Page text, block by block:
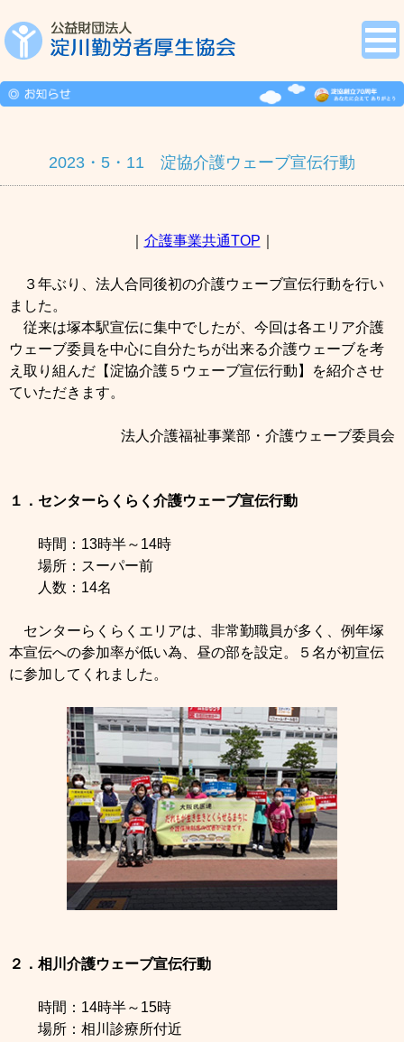
2023・5・11 淀協介護ウェーブ宣伝行動
介護事業共通TOP
３年ぶり、法人合同後初の介護ウェーブ宣伝行動を行い
ました。
従来は塚本駅宣伝に集中でしたが、今回は各エリア介護
ウェーブ委員を中心に自分たちが出来る介護ウェーブを考
え取り組んだ【淀協介護５ウェーブ宣伝行動】を紹介させ
ていただきます。
法人介護福祉事業部・介護ウェーブ委員会
１．センターらくらく介護ウェーブ宣伝行動
時間：13時半～14時
場所：スーパー前
人数：14名
センターらくらくエリアは、非常勤職員が多く、例年塚
本宣伝への参加率が低い為、昼の部を設定。５名が初宣伝
に参加してくれました。
２．相川介護ウェーブ宣伝行動
時間：14時半～15時
場所：相川診療所付近